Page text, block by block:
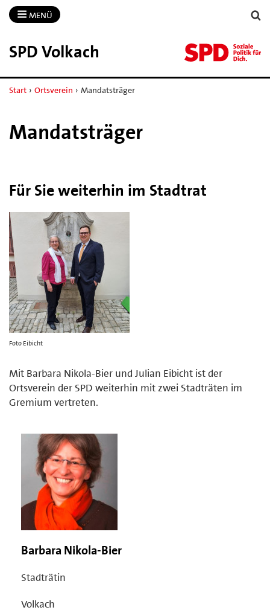
MENÜ
SPD Volkach
Start › Ortsverein › Mandatsträger
Mandatsträger
Für Sie weiterhin im Stadtrat
Foto Eibicht
Mit Barbara Nikola-Bier und Julian Eibicht ist der
Ortsverein der SPD weiterhin mit zwei Stadträten im
Gremium vertreten.
Barbara Nikola-Bier
Stadträtin
Volkach